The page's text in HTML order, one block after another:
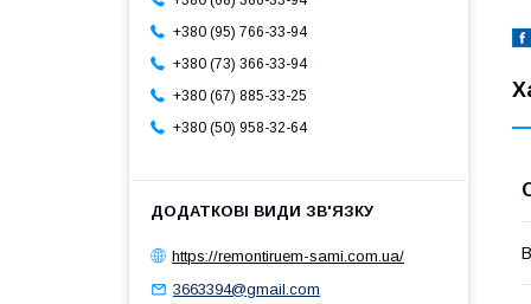
+380 (95) 766-33-94
+380 (73) 366-33-94
+380 (67) 885-33-25
+380 (50) 958-32-64
https://remontiruem-sami.com.ua/
3663394@gmail.com